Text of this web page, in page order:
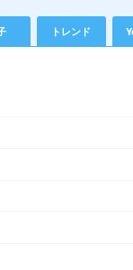
トレンド